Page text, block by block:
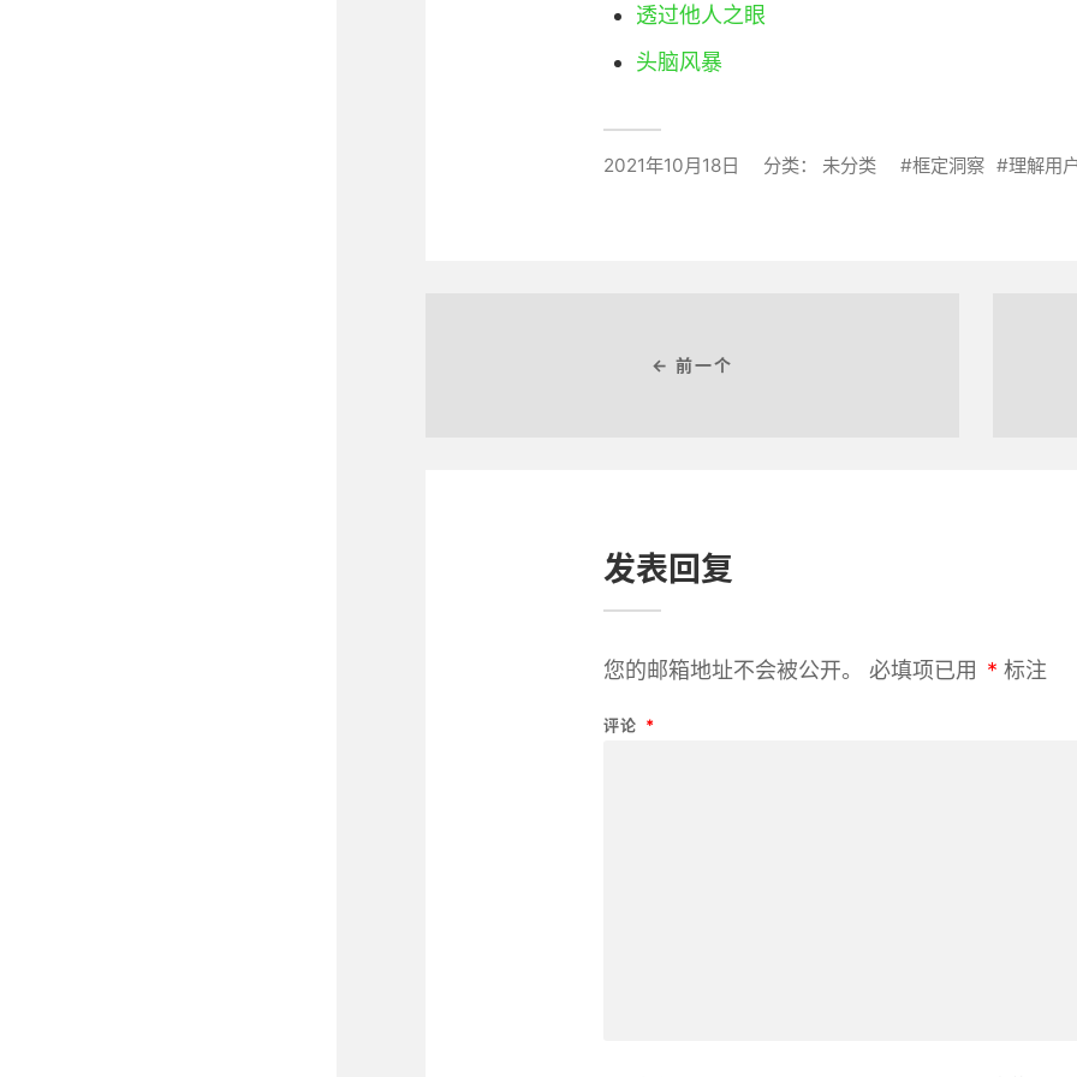
透过他人之眼
头脑风暴
2021年10月18日 分类： 未分类 框定洞察 理解用户
← 前一个
发表回复
您的邮箱地址不会被公开。 必填项已用 * 标注
评论 *